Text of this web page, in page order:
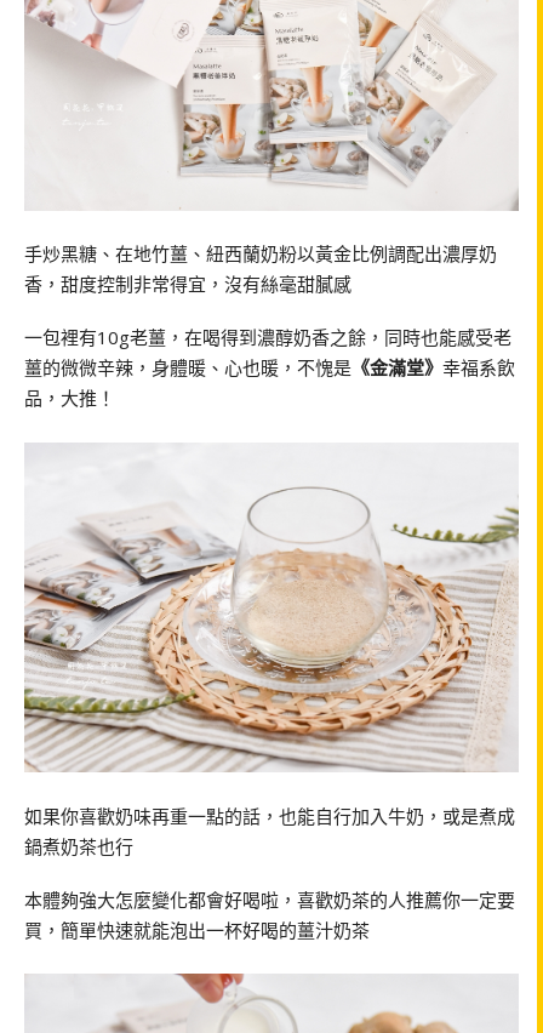
手炒黑糖、在地竹薑、紐西蘭奶粉以黃金比例調配出濃厚奶
香，甜度控制非常得宜，沒有絲毫甜膩感
一包裡有10g老薑，在喝得到濃醇奶香之餘，同時也能感受老
薑的微微辛辣，身體暖、心也暖，不愧是 《金滿堂》 幸福系飲
品，大推！
如果你喜歡奶味再重一點的話，也能自行加入牛奶，或是煮成
鍋煮奶茶也行
本體夠強大怎麼變化都會好喝啦，喜歡奶茶的人推薦你一定要
買，簡單快速就能泡出一杯好喝的薑汁奶茶